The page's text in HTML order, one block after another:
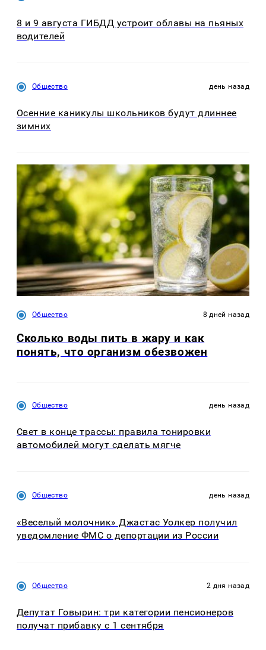
8 и 9 августа ГИБДД устроит облавы на пьяных
водителей
Общество день назад
Осенние каникулы школьников будут длиннее
зимних
Общество 8 дней назад
Сколько воды пить в жару и как
понять, что организм обезвожен
Общество день назад
Свет в конце трассы: правила тонировки
автомобилей могут сделать мягче
Общество день назад
«Веселый молочник» Джастас Уолкер получил
уведомление ФМС о депортации из России
Общество 2 дня назад
Депутат Говырин: три категории пенсионеров
получат прибавку с 1 сентября